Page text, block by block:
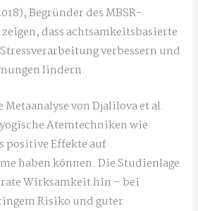
Begründer des MBSR-
dass achtsamkeitsbasierte
verbessern und
lindern.
von Djalilova et al.
Atemtechniken wie
positive Effekte auf
haben können. Die Studienlage
Wirksamkeit hin – bei
Risiko und guter